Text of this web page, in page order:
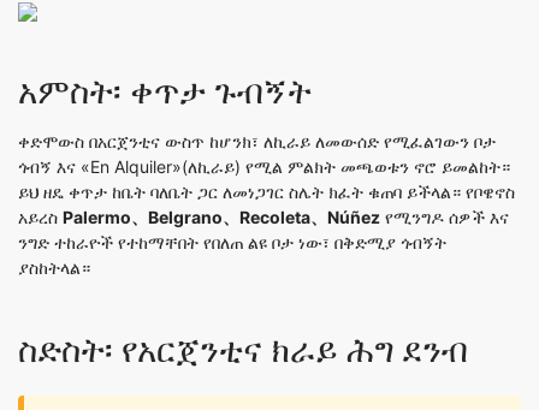
አምስት፡ ቀጥታ ጉብኝት
ቀድሞውስ በአርጀንቲና ውስጥ ከሆንክ፣ ለኪራይ ለመውሰድ የሚፈልገውን ቦታ
ጎብኝ እና «En Alquiler»(ለኪራይ) የሚል ምልክት መጫወቱን ኖሮ ይመልከት።
ይህ ዘዴ ቀጥታ ከቤት ባለቤት ጋር ለመነጋገር ስሌት ክፈት ቁጠባ ይችላል። የቦዌኖስ
አይረስ Palermo、Belgrano、Recoleta、Núñez የሚንግዶ ሰዎች እና
ንግድ ተከራዮች የተከማቸበት የበለጠ ልዩ ቦታ ነው፣ በቅድሚያ ጎብኝት
ያስከትላል።
ስድስት፡ የአርጀንቲና ክራይ ሕግ ደንብ